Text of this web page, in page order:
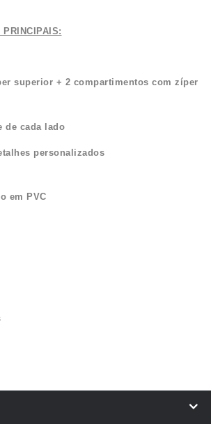
PRINCIPAIS:
superior + 2 compartimentos com zíper
de cada lado
personalizados
em PVC